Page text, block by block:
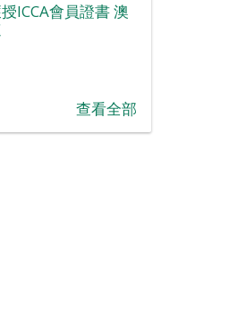
ICCA會員證書 澳
查看全部